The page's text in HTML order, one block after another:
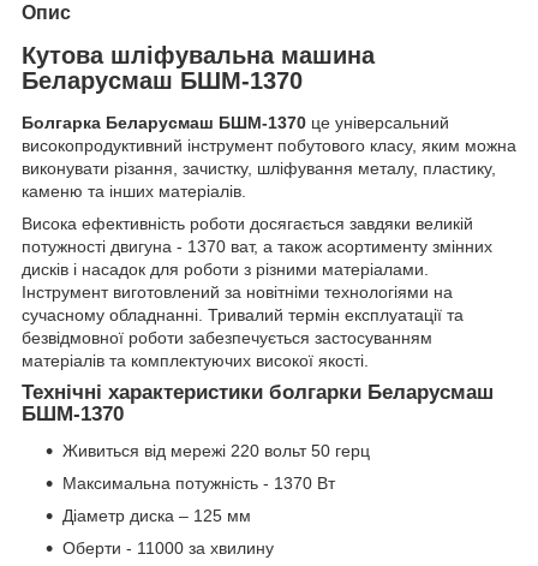
Опис
Кутова шліфувальна машина
Беларусмаш БШМ-1370
Болгарка Беларусмаш БШМ-1370 це універсальний
високопродуктивний інструмент побутового класу, яким можна
виконувати різання, зачистку, шліфування металу, пластику,
каменю та інших матеріалів.
Висока ефективність роботи досягається завдяки великій
потужності двигуна - 1370 ват, а також асортименту змінних
дисків і насадок для роботи з різними матеріалами.
Інструмент виготовлений за новітніми технологіями на
сучасному обладнанні. Тривалий термін експлуатації та
безвідмовної роботи забезпечується застосуванням
матеріалів та комплектуючих високої якості.
Технічні характеристики болгарки Беларусмаш
БШМ-1370
Живиться від мережі 220 вольт 50 герц
Максимальна потужність - 1370 Вт
Діаметр диска – 125 мм
Оберти - 11000 за хвилину